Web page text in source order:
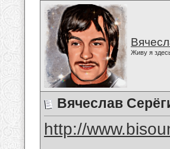
Живу я
Вячеслав
http://